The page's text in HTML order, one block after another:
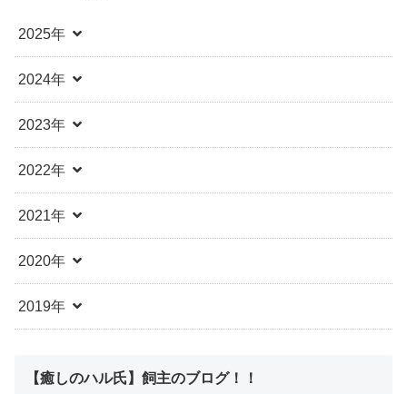
2025年
2024年
2023年
2022年
2021年
2020年
2019年
【癒しのハル氏】飼主のブログ！！